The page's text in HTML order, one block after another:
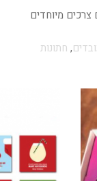
צרכים מיוחדים
, חתונות